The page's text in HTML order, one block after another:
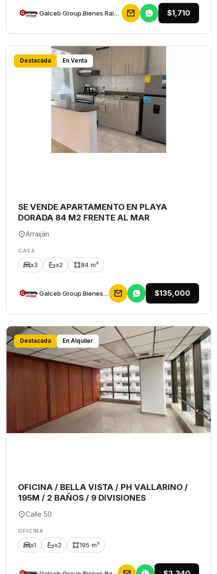
Galceb Group Bienes Raices $1,710
Destacada En Venta
SE VENDE APARTAMENTO EN PLAYA
DORADA 84 M2 FRENTE AL MAR
Arraiján
CASA
x3 x2 84 m²
Galceb Group Bienes Raices $135,000
Destacada En Alquiler
OFICINA / BELLA VISTA / PH VALLARINO /
195M / 2 BAÑOS / 9 DIVISIONES
Calle 50
OFICINA
x1 x2 195 m²